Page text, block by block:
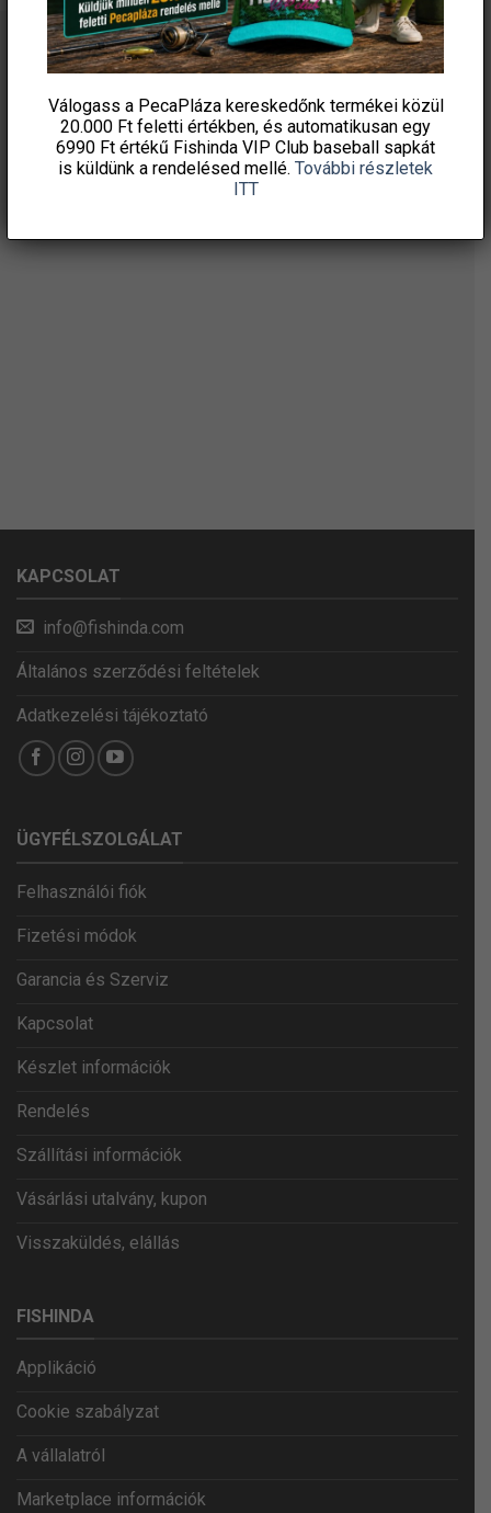
ÉRTESÜLJ ELSŐKÉNT! IRATKOZZ FEL A
KAPCSOLAT
info@fishinda.com
Általános szerződési feltételek
Adatkezelési tájékoztató
ÜGYFÉLSZOLGÁLAT
Felhasználói fiók
Fizetési módok
Garancia és Szerviz
Kapcsolat
Készlet információk
Rendelés
Szállítási információk
Vásárlási utalvány, kupon
Visszaküldés, elállás
FISHINDA
Applikáció
Cookie szabályzat
A vállalatról
Marketplace információk
Válogass a PecaPláza kereskedőnk termékei közül
20.000 Ft feletti értékben, és automatikusan egy
6990 Ft értékű Fishinda VIP Club baseball sapkát
is küldünk a rendelésed mellé. További részletek
ITT